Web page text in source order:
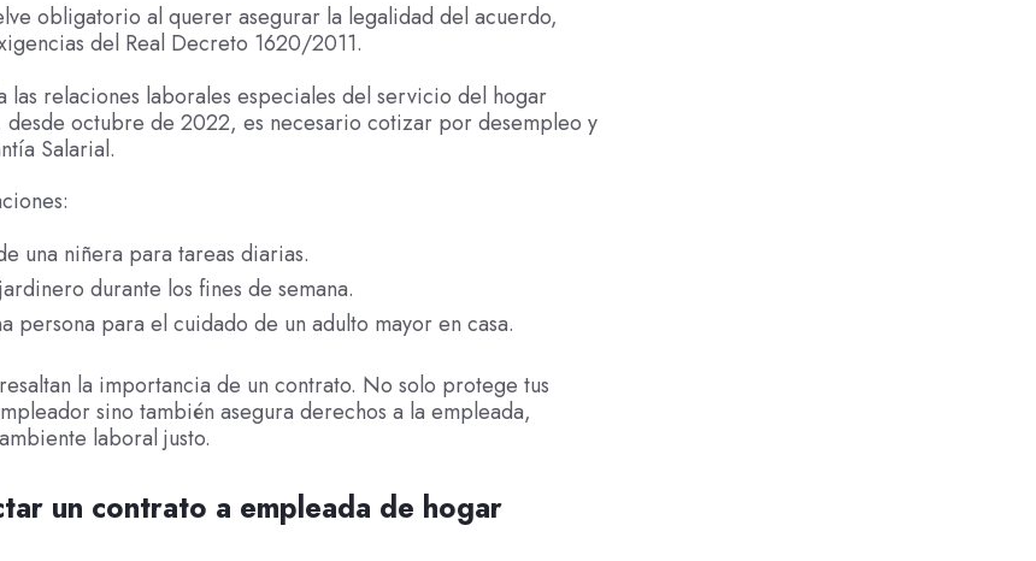
obligatorio al querer asegurar la legalidad del acuerdo,
del Real Decreto 1620/2011.
las relaciones laborales especiales del servicio del hogar
desde octubre de 2022, es necesario cotizar por desempleo y
Salarial.
una niñera para tareas diarias.
durante los fines de semana.
persona para el cuidado de un adulto mayor en casa.
la importancia de un contrato. No solo protege tus
sino también asegura derechos a la empleada,
laboral justo.
un contrato a empleada de hogar